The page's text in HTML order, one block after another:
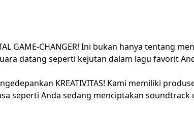
GAME-CHANGER! Ini bukan hanya tentang
datang seperti kejutan dalam lagu favorit
KREATIVITAS! Kami memiliki
seperti Anda sedang menciptakan